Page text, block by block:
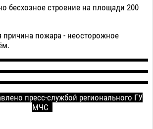
бесхозное строение на площади 200
причина пожара - неосторожное
пресс-службой регионального ГУ
МЧС